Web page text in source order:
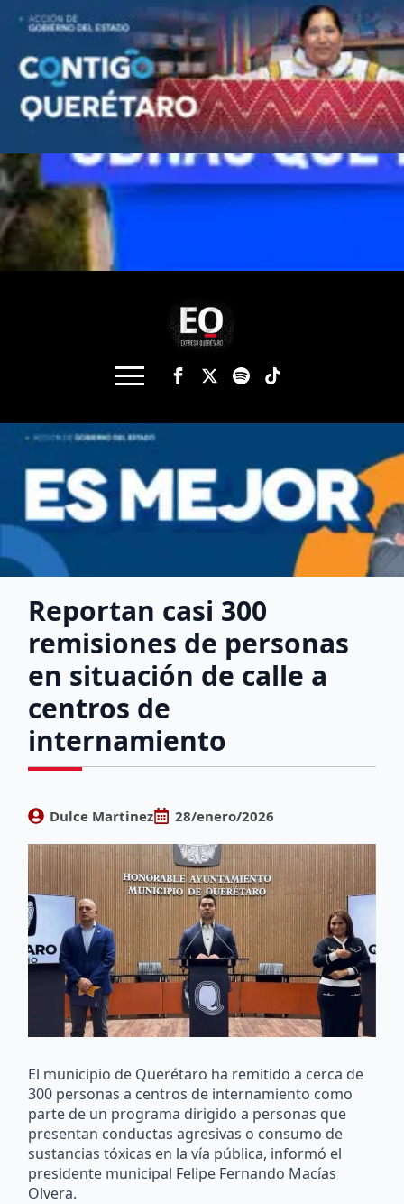
Reportan casi 300
remisiones de personas
en situación de calle a
centros de
internamiento
Dulce Martinez 28/enero/2026
El municipio de Querétaro ha remitido a cerca de
300 personas a centros de internamiento como
parte de un programa dirigido a personas que
presentan conductas agresivas o consumo de
sustancias tóxicas en la vía pública, informó el
presidente municipal Felipe Fernando Macías
Olvera.